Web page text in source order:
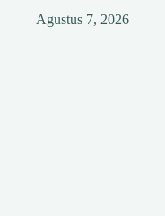
Agustus 7, 2026